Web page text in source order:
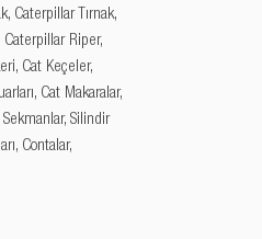
Caterpillar Tırnak,
Riper,
Cat Keçeler,
Cat Makaralar,
Silindir
Contalar,